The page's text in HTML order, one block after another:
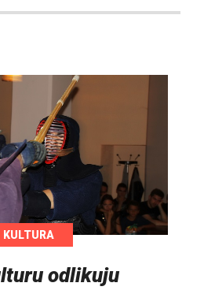
KULTURA
odlikuju